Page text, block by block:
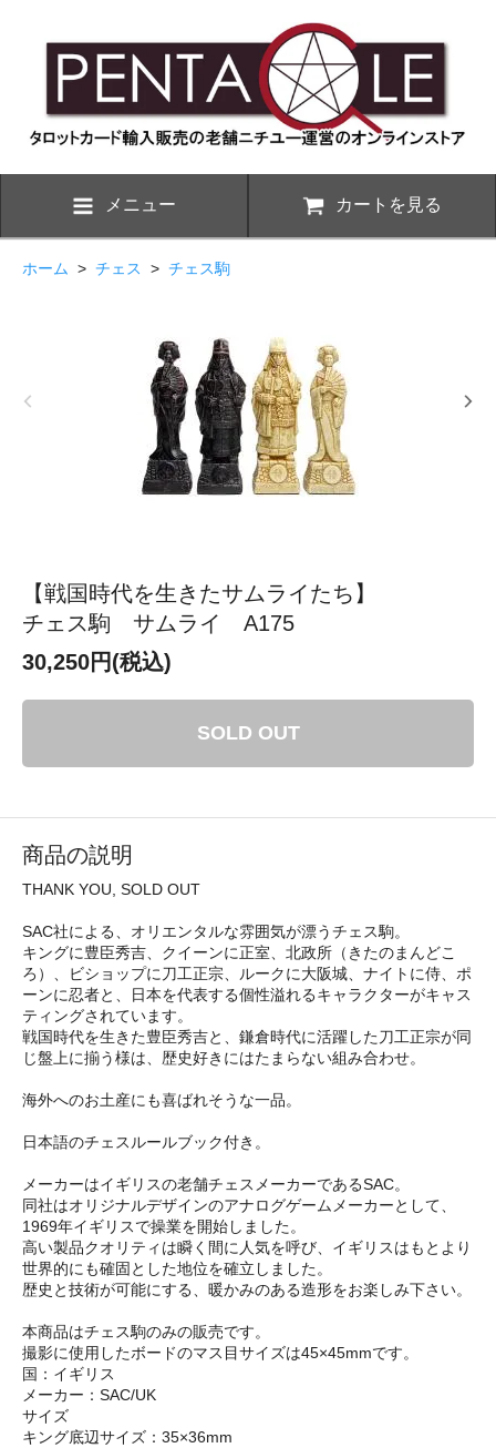
メニュー カートを見る
ホーム > チェス > チェス駒
【戦国時代を生きたサムライたち】
チェス駒 サムライ A175
30,250円(税込)
SOLD OUT
商品の説明
THANK YOU, SOLD OUT
SAC社による、オリエンタルな雰囲気が漂うチェス駒。
キングに豊臣秀吉、クイーンに正室、北政所（きたのまんどこ
ろ）、ビショップに刀工正宗、ルークに大阪城、ナイトに侍、ポ
ーンに忍者と、日本を代表する個性溢れるキャラクターがキャス
ティングされています。
戦国時代を生きた豊臣秀吉と、鎌倉時代に活躍した刀工正宗が同
じ盤上に揃う様は、歴史好きにはたまらない組み合わせ。
海外へのお土産にも喜ばれそうな一品。
日本語のチェスルールブック付き。
メーカーはイギリスの老舗チェスメーカーであるSAC。
同社はオリジナルデザインのアナログゲームメーカーとして、
1969年イギリスで操業を開始しました。
高い製品クオリティは瞬く間に人気を呼び、イギリスはもとより
世界的にも確固とした地位を確立しました。
歴史と技術が可能にする、暖かみのある造形をお楽しみ下さい。
本商品はチェス駒のみの販売です。
撮影に使用したボードのマス目サイズは45×45mmです。
国：イギリス
メーカー：SAC/UK
サイズ
キング底辺サイズ：35×36mm